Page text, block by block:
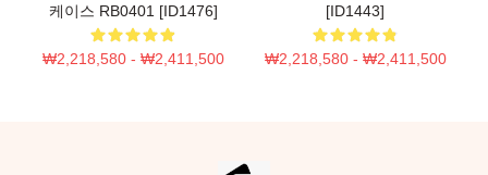
케이스 RB0401 [ID1476]
₩2,218,580 - ₩2,411,500
[ID1443]
₩2,218,580 - ₩2,411,500